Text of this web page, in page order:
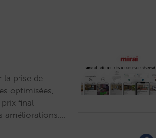
la prise de
optimisées,
final
améliorations.…